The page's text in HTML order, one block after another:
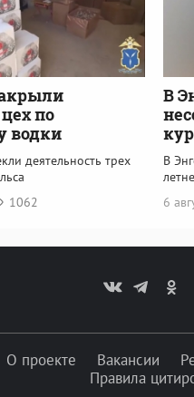
по
водки
деятельность трех
1062
В
В
6
О проекте Вакансии
Правила